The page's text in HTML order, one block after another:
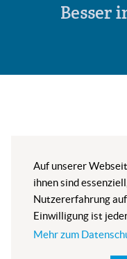
Auf unserer
ihnen sind
Nutzererfahrung
Einwilligung ist
Mehr zum
Besser